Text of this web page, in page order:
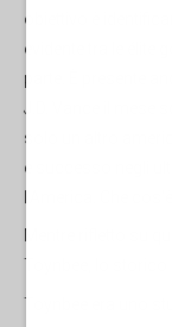
obiettivo è
evidente tra le élite
parte. È presente
J.D. Vance il mese
solo un altro
è successo negli
Toynbee, lo storico
Toynbee era uno